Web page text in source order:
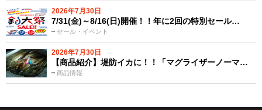
2026年7月30日
セール・イベント
7/31(金)～8/16(日)開催！！年に2回の特別セール…
2026年7月30日
商品情報
【商品紹介】堤防イカに！！「マグライザーノーマ…